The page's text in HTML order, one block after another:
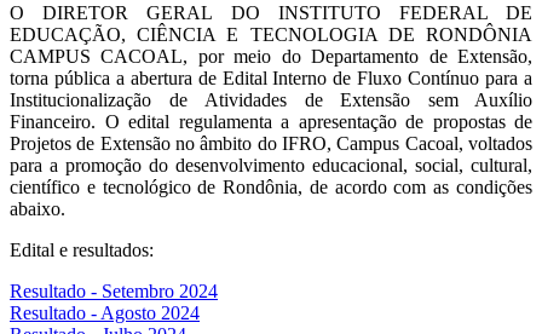
O DIRETOR GERAL DO INSTITUTO FEDERAL DE
EDUCAÇÃO, CIÊNCIA E TECNOLOGIA DE RONDÔNIA
CAMPUS CACOAL, por meio do Departamento de Extensão,
torna pública a abertura de Edital Interno de Fluxo Contínuo para a
Institucionalização de Atividades de Extensão sem Auxílio
Financeiro. O edital regulamenta a apresentação de propostas de
Projetos de Extensão no âmbito do IFRO, Campus Cacoal, voltados
para a promoção do desenvolvimento educacional, social, cultural,
científico e tecnológico de Rondônia, de acordo com as condições
abaixo.
Edital e resultados:
Resultado - Setembro 2024
Resultado - Agosto 2024